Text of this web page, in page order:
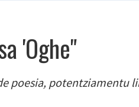
'Oghe"
poesia, potentziamentu